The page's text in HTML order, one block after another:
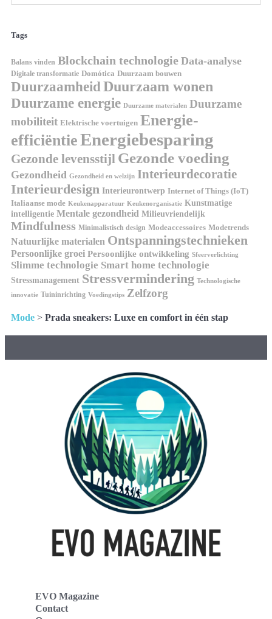
Tags
Balans vinden Blockchain technologie Data-analyse
Digitale transformatie Domótica Duurzaam bouwen
Duurzaamheid Duurzaam wonen
Duurzame energie Duurzame materialen Duurzame
mobiliteit Elektrische voertuigen Energie-
efficiëntieEnergiebesparing
Gezonde levensstijl Gezonde voeding
Gezondheid Gezondheid en welzijn Interieurdecoratie
Interieurdesign Interieurontwerp Internet of Things (IoT)
Italiaanse mode Keukenapparatuur Keukenorganisatie Kunstmatige
intelligentie Mentale gezondheid Milieuvriendelijk
Mindfulness Minimalistisch design Modeaccessoires Modetrends
Natuurlijke materialen Ontspanningstechnieken
Persoonlijke groei Persoonlijke ontwikkeling Sfeerverlichting
Slimme technologie Smart home technologie
Stressmanagement Stressvermindering Technologische
innovatie Tuininrichting Voedingstips Zelfzorg
Mode > Prada sneakers: Luxe en comfort in één stap
EVO Magazine
Contact